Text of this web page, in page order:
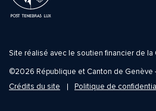
Site réalisé avec le soutien financier de la
©2026 République et Canton de Genève
Crédits du site
Politique de